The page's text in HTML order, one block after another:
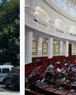
11:27
ОБЩЕСТВО
Закон об